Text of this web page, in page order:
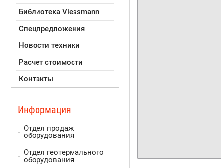
Библиотека Viessmann
Спецпредложения
Новости техники
Расчет стоимости
Контакты
Информация
Отдел продаж
оборудования
Отдел геотермального
оборудования